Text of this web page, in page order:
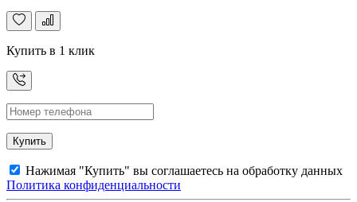
Купить в 1 клик
Купить
Нажимая "Купить" вы соглашаетесь на обработку данных
Политика конфиденциальности